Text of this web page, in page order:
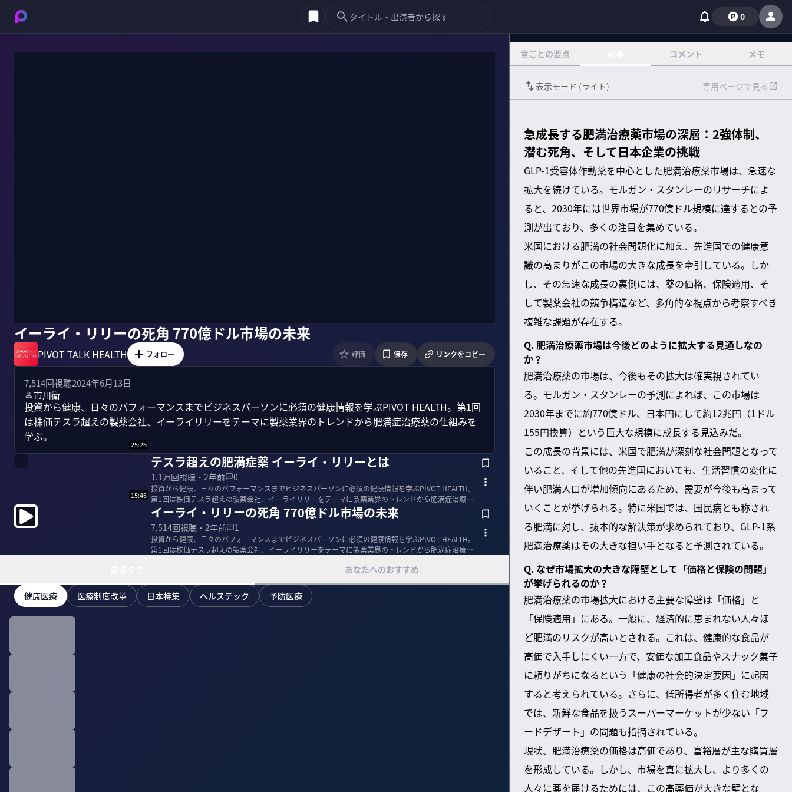
0
イーライ・リリーの死角 770億ドル市場の未来
PIVOT TALK HEALTH フォロー 評価 保存 リンクをコピー
7,514回視聴2024年6月13日
市川衛
投資から健康、日々のパフォーマンスまでビジネスパーソンに必須の健康情報を学ぶPIVOT HEALTH。第1回
は株価テスラ超えの製薬会社、イーライリリーをテーマに製薬業界のトレンドから肥満症治療薬の仕組みを
学ぶ。
25:26
テスラ超えの肥満症薬 イーライ・リリーとは
1.1万回視聴・ 2年前 0
投資から健康、日々のパフォーマンスまでビジネスパーソンに必須の健康情報を学ぶPIVOT HEALTH。
第1回は株価テスラ超えの製薬会社、イーライリリーをテーマに製薬業界のトレンドから肥満症治療薬
の仕組...
15:46
イーライ・リリーの死角 770億ドル市場の未来
7,514回視聴・ 2年前 1
投資から健康、日々のパフォーマンスまでビジネスパーソンに必須の健康情報を学ぶPIVOT HEALTH。
第1回は株価テスラ超えの製薬会社、イーライリリーをテーマに製薬業界のトレンドから肥満症治療薬
あなたへのおすすめ
健康医療 医療制度改革 日本特集 ヘルステック 予防医療
章ごとの要点 コメント メモ
表示モード (ライト) 専用ページで見る
急成長する肥満治療薬市場の深層：2強体制、
潜む死角、そして日本企業の挑戦
GLP-1受容体作動薬を中心とした肥満治療薬市場は、急速な
拡大を続けている。モルガン・スタンレーのリサーチによ
ると、2030年には世界市場が770億ドル規模に達するとの予
測が出ており、多くの注目を集めている。
米国における肥満の社会問題化に加え、先進国での健康意
識の高まりがこの市場の大きな成長を牽引している。しか
し、その急速な成長の裏側には、薬の価格、保険適用、そ
して製薬会社の競争構造など、多角的な視点から考察すべき
複雑な課題が存在する。
Q. 肥満治療薬市場は今後どのように拡大する見通しなの
か？
肥満治療薬の市場は、今後もその拡大は確実視されてい
る。モルガン・スタンレーの予測によれば、この市場は
2030年までに約770億ドル、日本円にして約12兆円（1ドル
155円換算）という巨大な規模に成長する見込みだ。
この成長の背景には、米国で肥満が深刻な社会問題となって
いること、そして他の先進国においても、生活習慣の変化に
伴い肥満人口が増加傾向にあるため、需要が今後も高まって
いくことが挙げられる。特に米国では、国民病とも称され
る肥満に対し、抜本的な解決策が求められており、GLP-1系
肥満治療薬はその大きな担い手となると予測されている。
Q. なぜ市場拡大の大きな障壁として「価格と保険の問題」
が挙げられるのか？
肥満治療薬の市場拡大における主要な障壁は「価格」と
「保険適用」にある。一般に、経済的に恵まれない人々ほ
ど肥満のリスクが高いとされる。これは、健康的な食品が
高価で入手しにくい一方で、安価な加工食品やスナック菓子
に頼りがちになるという「健康の社会的決定要因」に起因
すると考えられている。さらに、低所得者が多く住む地域
では、新鮮な食品を扱うスーパーマーケットが少ない「フ
ードデザート」の問題も指摘されている。
現状、肥満治療薬の価格は高価であり、富裕層が主な購買層
を形成している。しかし、市場を真に拡大し、より多くの
人々に薬を届けるためには、この高薬価が大きな壁とな